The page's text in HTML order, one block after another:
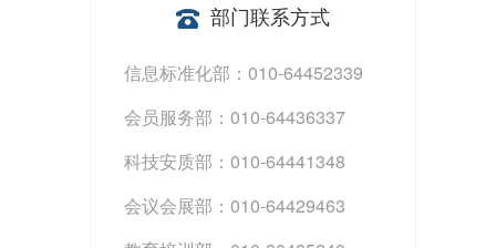
部门联系方式
信息标准化部：010-64452339
会员服务部：010-64436337
科技安质部：010-64441348
会议会展部：010-64429463